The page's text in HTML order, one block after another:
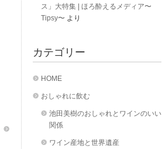
ス」大特集 | ほろ酔えるメディア〜
Tipsy〜 より
カテゴリー
HOME
おしゃれに飲む
池田美樹のおしゃれとワインのいい
関係
ワイン産地と世界遺産